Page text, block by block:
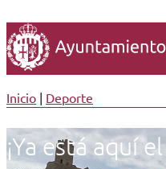
Inicio | Deporte
¡Ya está aquí